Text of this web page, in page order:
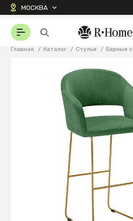
МОСКВА
Главная / Каталог / Стулья / Барные